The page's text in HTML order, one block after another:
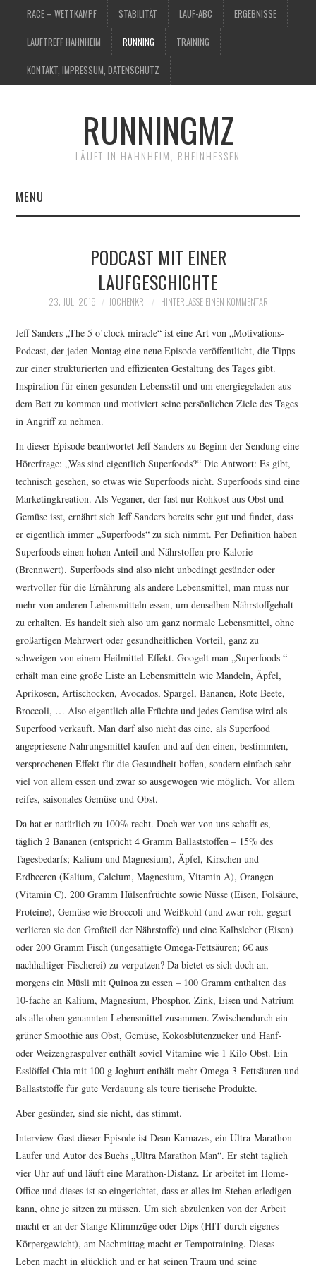
RACE – WETTKAMPF STABILITÄT LAUF-ABC ERGEBNISSE
LAUFTREFF HAHNHEIM RUNNING TRAINING
KONTAKT, IMPRESSUM, DATENSCHUTZ
RUNNINGMZ
LÄUFT IN HAHNHEIM, RHEINHESSEN
MENU
LAUF-ABC
ERGEBNISSE
LAUFTREFF HAHNHEIM
RUNNING
TRAINING
KONTAKT, IMPRESSUM,
DATENSCHUTZ
PODCAST MIT EINER
LAUFGESCHICHTE
23. JULI 2015 JOCHENKR HINTERLASSE EINEN KOMMENTAR
Jeff Sanders „The 5 o’clock miracle“ ist eine Art von „Motivations-
Podcast, der jeden Montag eine neue Episode veröffentlicht, die Tipps
zur einer strukturierten und effizienten Gestaltung des Tages gibt.
Inspiration für einen gesunden Lebensstil und um energiegeladen aus
dem Bett zu kommen und motiviert seine persönlichen Ziele des Tages
in Angriff zu nehmen.
In dieser Episode beantwortet Jeff Sanders zu Beginn der Sendung eine
Hörerfrage: „Was sind eigentlich Superfoods?“ Die Antwort: Es gibt,
technisch gesehen, so etwas wie Superfoods nicht. Superfoods sind eine
Marketingkreation. Als Veganer, der fast nur Rohkost aus Obst und
Gemüse isst, ernährt sich Jeff Sanders bereits sehr gut und findet, dass
er eigentlich immer „Superfoods“ zu sich nimmt. Per Definition haben
Superfoods einen hohen Anteil and Nährstoffen pro Kalorie
(Brennwert). Superfoods sind also nicht unbedingt gesünder oder
wertvoller für die Ernährung als andere Lebensmittel, man muss nur
mehr von anderen Lebensmitteln essen, um denselben Nährstoffgehalt
zu erhalten. Es handelt sich also um ganz normale Lebensmittel, ohne
großartigen Mehrwert oder gesundheitlichen Vorteil, ganz zu
schweigen von einem Heilmittel-Effekt. Googelt man „Superfoods “
erhält man eine große Liste an Lebensmitteln wie Mandeln, Äpfel,
Aprikosen, Artischocken, Avocados, Spargel, Bananen, Rote Beete,
Broccoli, … Also eigentlich alle Früchte und jedes Gemüse wird als
Superfood verkauft. Man darf also nicht das eine, als Superfood
angepriesene Nahrungsmittel kaufen und auf den einen, bestimmten,
versprochenen Effekt für die Gesundheit hoffen, sondern einfach sehr
viel von allem essen und zwar so ausgewogen wie möglich. Vor allem
reifes, saisonales Gemüse und Obst.
Da hat er natürlich zu 100% recht. Doch wer von uns schafft es,
täglich 2 Bananen (entspricht 4 Gramm Ballaststoffen – 15% des
Tagesbedarfs; Kalium und Magnesium), Äpfel, Kirschen und
Erdbeeren (Kalium, Calcium, Magnesium, Vitamin A), Orangen
(Vitamin C), 200 Gramm Hülsenfrüchte sowie Nüsse (Eisen, Folsäure,
Proteine), Gemüse wie Broccoli und Weißkohl (und zwar roh, gegart
verlieren sie den Großteil der Nährstoffe) und eine Kalbsleber (Eisen)
oder 200 Gramm Fisch (ungesättigte Omega-Fettsäuren; 6€ aus
nachhaltiger Fischerei) zu verputzen? Da bietet es sich doch an,
morgens ein Müsli mit Quinoa zu essen – 100 Gramm enthalten das
10-fache an Kalium, Magnesium, Phosphor, Zink, Eisen und Natrium
als alle oben genannten Lebensmittel zusammen. Zwischendurch ein
grüner Smoothie aus Obst, Gemüse, Kokosblütenzucker und Hanf-
oder Weizengraspulver enthält soviel Vitamine wie 1 Kilo Obst. Ein
Esslöffel Chia mit 100 g Joghurt enthält mehr Omega-3-Fettsäuren und
Ballaststoffe für gute Verdauung als teure tierische Produkte.
Aber gesünder, sind sie nicht, das stimmt.
Interview-Gast dieser Episode ist Dean Karnazes, ein Ultra-Marathon-
Läufer und Autor des Buchs „Ultra Marathon Man“. Er steht täglich
vier Uhr auf und läuft eine Marathon-Distanz. Er arbeitet im Home-
Office und dieses ist so eingerichtet, dass er alles im Stehen erledigen
kann, ohne je sitzen zu müssen. Um sich abzulenken von der Arbeit
macht er an der Stange Klimmzüge oder Dips (HIT durch eigenes
Körpergewicht), am Nachmittag macht er Tempotraining. Dieses
Leben macht in glücklich und er hat seinen Traum und seine